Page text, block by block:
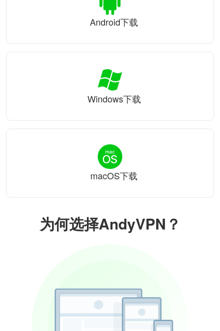
为何选择AndyVPN？
Android下载
Windows下载
macOS下载